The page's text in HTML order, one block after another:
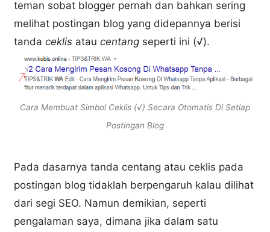
teman sobat blogger pernah dan bahkan sering
melihat postingan blog yang didepannya berisi
tandaceklis atau centang seperti ini (√).
Cara Membuat Simbol Ceklis (√) Secara Otomatis Di Setiap
Postingan Blog
Pada dasarnya tanda centang atau ceklis pada
postingan blog tidaklah berpengaruh kalau dilihat
dari segi SEO. Namun demikian, seperti
pengalaman saya, dimana jika dalam satu